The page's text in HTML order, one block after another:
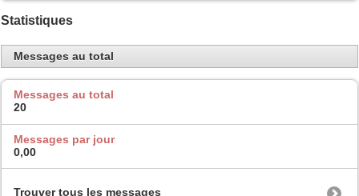
Statistiques
Messages au total
Messages au total
20
Messages par jour
0,00
Trouver tous les messages